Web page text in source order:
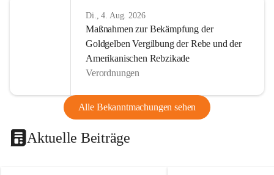
Di., 4. Aug. 2026
Maßnahmen zur Bekämpfung der
Goldgelben Vergilbung der Rebe und der
Amerikanischen Rebzikade
Verordnungen
Alle Bekanntmachungen sehen
Aktuelle Beiträge